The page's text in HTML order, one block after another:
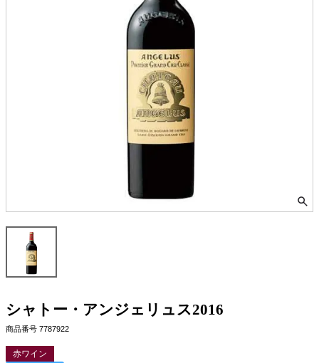
シャトー・アンジェリュス2016
商品番号 7787922
赤ワイン